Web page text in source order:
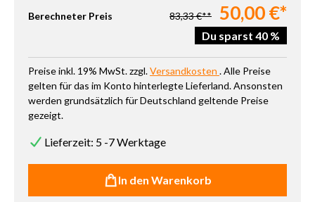
Berechneter Preis 83,33 €** 50,00 €*
Du sparst 40 %
Preise inkl. 19% MwSt. zzgl.Versandkosten . Alle Preise
gelten für das im Konto hinterlegte Lieferland. Ansonsten
werden grundsätzlich für Deutschland geltende Preise
gezeigt.
Lieferzeit: 5 -7 Werktage
In den Warenkorb